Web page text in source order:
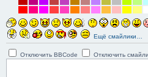
Ещё смайлики…
Отключить BBCode Отключить